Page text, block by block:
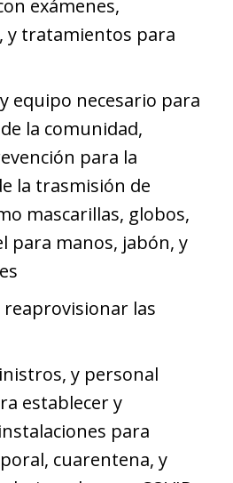
exámenes,
y tratamientos para
equipo necesario para
la comunidad,
para la
la trasmisión de
mascarillas, globos,
para manos, jabón, y
reaprovisionar las
y personal
establecer y
para
cuarentena, y